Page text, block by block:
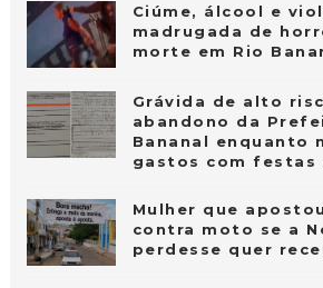
Ciúme, álcool e
madrugada de
morte em Rio
Grávida de alto
abandono da
Bananal enquanto
gastos com festas
Mulher que
contra moto se a
perdesse quer